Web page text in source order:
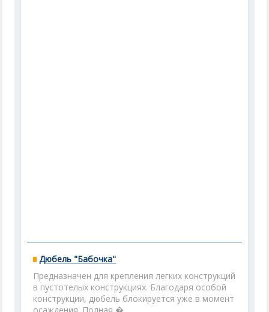
Дюбель "Бабочка"
Предназначен для крепления легких конструкций
в пустотелых конструкциях. Благодаря особой
конструкции, дюбель блокируется уже в момент